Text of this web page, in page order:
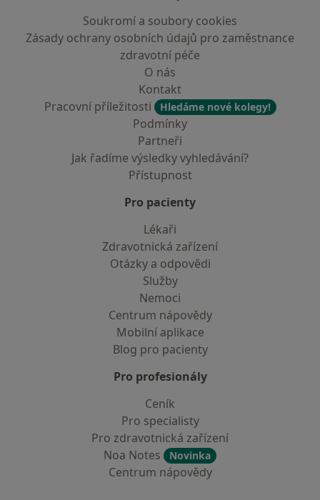
Soukromí a soubory cookies
Zásady ochrany osobních údajů pro zaměstnance
zdravotní péče
O nás
Kontakt
Pracovní příležitosti
Hledáme nové kolegy!
Podmínky
Partneři
Jak řadíme výsledky vyhledávání?
Přístupnost
Pro pacienty
Lékaři
Zdravotnická zařízení
Otázky a odpovědi
Služby
Nemoci
Centrum nápovědy
Mobilní aplikace
Blog pro pacienty
Pro profesionály
Ceník
Pro specialisty
Pro zdravotnická zařízení
Noa Notes
Novinka
Centrum nápovědy